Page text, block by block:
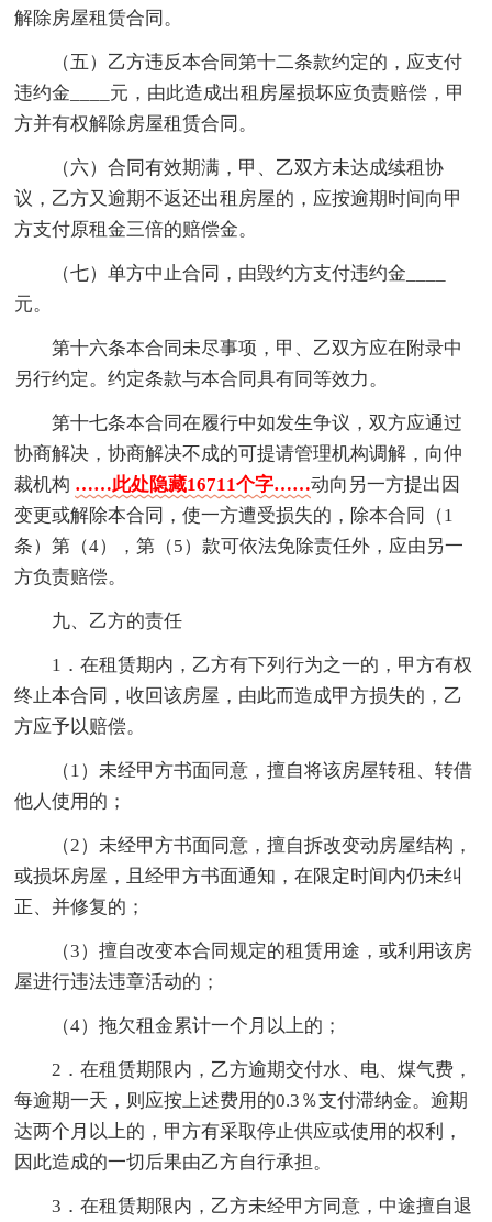
解除房屋租赁合同。
（五）乙方违反本合同第十二条款约定的，应支付
违约金____元，由此造成出租房屋损坏应负责赔偿，甲
方并有权解除房屋租赁合同。
（六）合同有效期满，甲、乙双方未达成续租协
议，乙方又逾期不返还出租房屋的，应按逾期时间向甲
方支付原租金三倍的赔偿金。
（七）单方中止合同，由毁约方支付违约金____
元。
第十六条本合同未尽事项，甲、乙双方应在附录中
另行约定。约定条款与本合同具有同等效力。
第十七条本合同在履行中如发生争议，双方应通过
协商解决，协商解决不成的可提请管理机构调解，向仲
裁机构 ……此处隐藏16711个字……动向另一方提出因
变更或解除本合同，使一方遭受损失的，除本合同（1
条）第（4），第（5）款可依法免除责任外，应由另一
方负责赔偿。
九、乙方的责任
1．在租赁期内，乙方有下列行为之一的，甲方有权
终止本合同，收回该房屋，由此而造成甲方损失的，乙
方应予以赔偿。
（1）未经甲方书面同意，擅自将该房屋转租、转借
他人使用的；
（2）未经甲方书面同意，擅自拆改变动房屋结构，
或损坏房屋，且经甲方书面通知，在限定时间内仍未纠
正、并修复的；
（3）擅自改变本合同规定的租赁用途，或利用该房
屋进行违法违章活动的；
（4）拖欠租金累计一个月以上的；
2．在租赁期限内，乙方逾期交付水、电、煤气费，
每逾期一天，则应按上述费用的0.3％支付滞纳金。逾期
达两个月以上的，甲方有采取停止供应或使用的权利，
因此造成的一切后果由乙方自行承担。
3．在租赁期限内，乙方未经甲方同意，中途擅自退